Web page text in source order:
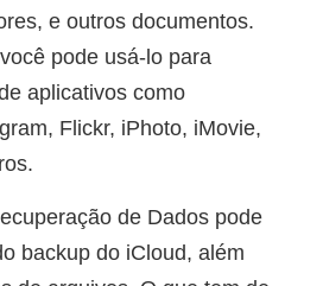
e outros documentos.
pode usá-lo para
aplicativos como
Flickr, iPhoto, iMovie,
de Dados pode
backup do iCloud, além